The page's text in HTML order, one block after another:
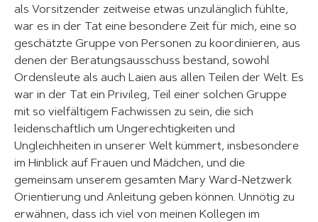
als Vorsitzender zeitweise etwas unzulänglich fühlte,
war es in der Tat eine besondere Zeit für mich, eine so
geschätzte Gruppe von Personen zu koordinieren, aus
denen der Beratungsausschuss bestand, sowohl
Ordensleute als auch Laien aus allen Teilen der Welt. Es
war in der Tat ein Privileg, Teil einer solchen Gruppe
mit so vielfältigem Fachwissen zu sein, die sich
leidenschaftlich um Ungerechtigkeiten und
Ungleichheiten in unserer Welt kümmert, insbesondere
im Hinblick auf Frauen und Mädchen, und die
gemeinsam unserem gesamten Mary Ward-Netzwerk
Orientierung und Anleitung geben können. Unnötig zu
erwähnen, dass ich viel von meinen Kollegen im